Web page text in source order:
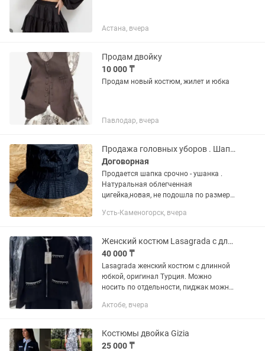
Астана, вчера
Продам двойку
10 000 ₸
Продам новый костюм, жилет и юбка
Павлодар, вчера
Продажа головных уборов . Шапка-ушанка
Договорная
Продается шапка срочно - ушанка .
Натуральная облегченная
цигейка,новая, не подошла по размеру.
XL , но желательно примерить . Цена
Усть-Каменогорск, вчера
Женский костюм Lasagrada с длинной юбкой
40 000 ₸
Lasagrada женский костюм с длинной
юбкой, оригинал Турция. Можно
носить по отдельности, пиджак можно
нитками люрекса. Юбка трапеция
Актобе, вчера
Костюмы двойка Gizia
25 000 ₸